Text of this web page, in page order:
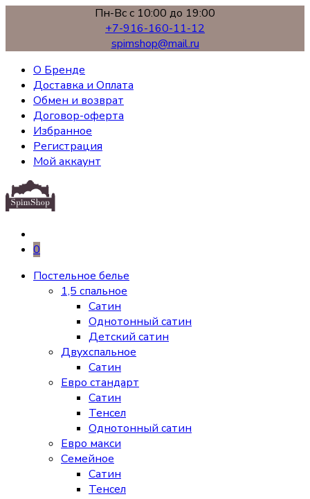
Пн-Вс с 10:00 до 19:00
+7-916-160-11-12
spimshop@mail.ru
О Бренде
Доставка и Оплата
Обмен и возврат
Договор-оферта
Избранное
Регистрация
Мой аккаунт
0
Постельное белье
1,5 спальное
Сатин
Однотонный сатин
Детский сатин
Двухспальное
Сатин
Евро стандарт
Сатин
Тенсел
Однотонный сатин
Евро макси
Семейное
Сатин
Тенсел